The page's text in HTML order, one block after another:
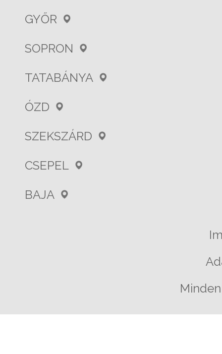
GYŐR
SOPRON
TATABÁNYA
ÓZD
SZEKSZÁRD
CSEPEL
BAJA